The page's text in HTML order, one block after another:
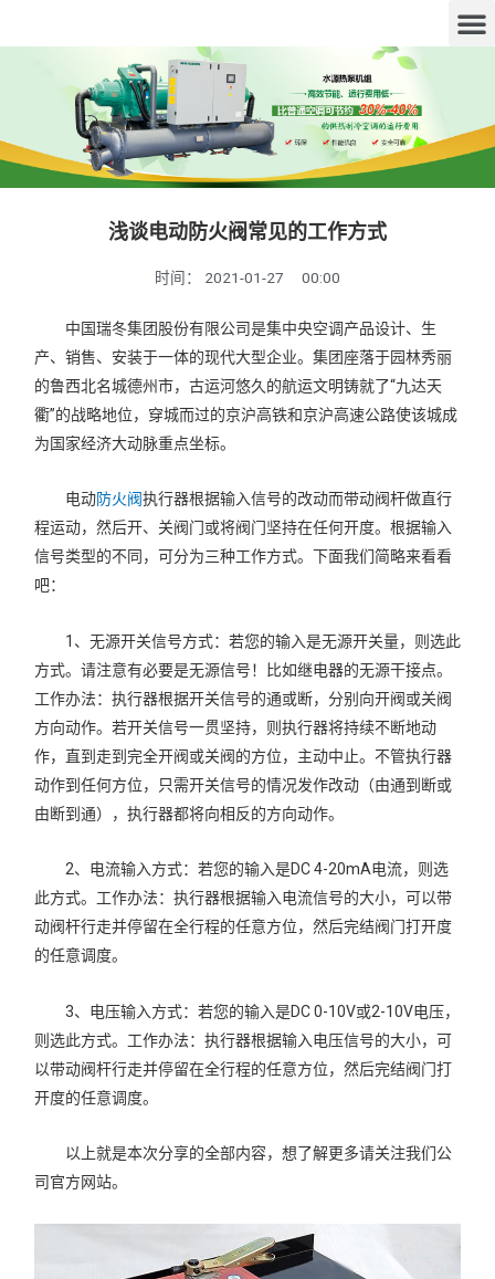
浅谈电动防火阀常见的工作方式
时间： 2021-01-27 00:00
中国瑞冬集团股份有限公司是集中央空调产品设计、生
产、销售、安装于一体的现代大型企业。集团座落于园林秀丽
的鲁西北名城德州市，古运河悠久的航运文明铸就了“九达天
衢”的战略地位，穿城而过的京沪高铁和京沪高速公路使该城成
为国家经济大动脉重点坐标。
电动防火阀执行器根据输入信号的改动而带动阀杆做直行
程运动，然后开、关阀门或将阀门坚持在任何开度。根据输入
信号类型的不同，可分为三种工作方式。下面我们简略来看看
吧：
1、无源开关信号方式：若您的输入是无源开关量，则选此
方式。请注意有必要是无源信号！比如继电器的无源干接点。
工作办法：执行器根据开关信号的通或断，分别向开阀或关阀
方向动作。若开关信号一贯坚持，则执行器将持续不断地动
作，直到走到完全开阀或关阀的方位，主动中止。不管执行器
动作到任何方位，只需开关信号的情况发作改动（由通到断或
由断到通），执行器都将向相反的方向动作。
2、电流输入方式：若您的输入是DC 4-20mA电流，则选
此方式。工作办法：执行器根据输入电流信号的大小，可以带
动阀杆行走并停留在全行程的任意方位，然后完结阀门打开度
的任意调度。
3、电压输入方式：若您的输入是DC 0-10V或2-10V电压，
则选此方式。工作办法：执行器根据输入电压信号的大小，可
以带动阀杆行走并停留在全行程的任意方位，然后完结阀门打
开度的任意调度。
以上就是本次分享的全部内容，想了解更多请关注我们公
司官方网站。